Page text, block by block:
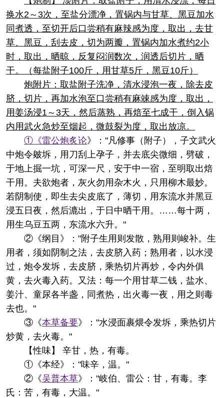
换水2～3次，至盐分漂净，置锅内与甘草、黑豆加水
同煮透，至切开后口尝稍有麻辣感为度，取出，去甘
草、黑豆，刮去皮，切为两瓣，置锅内加水煮约2小
时，取出，晒晾，反复闷润数次，润透后切片，晒
干。（每盐附子100斤，用甘草5斤，黑豆10斤）
炮附片：取盐附子洗净，清水浸泡一夜，除去皮
脐，切片，再加水泡至口尝稍有麻竦感为度，取出，
用姜汤浸1～3天，然后蒸熟，再焙至七成干，倒入锅
内用武火急炒至烟起，微鼓裂为度，取出放凉。
①《雷公炮炙论》："凡修事（附子），子文武火
中炮令皴坼，用刀刮上孕子，并去底尖微细，劈破，
于地上掘一坑，可深一尺，安于中一宿，至明取出焙
干用。夫欲炮者，灰火勿用杂木火，只用柳木最妙。
若阴制使，即生去尖皮底了，薄切，用东流水并黑豆
浸五日夜，然后漉出，于日中晒干用。……每十两，
用生乌豆五两，东流水六升。"
②《纲目》："附子生用则发散，熟用则峻补。生
用者，须如阴制之法，去皮脐入药；熟用者，以水浸
过，炮令发坼，去皮脐，乘热切片再炒，令内外俱
黄，去火毒入药。又法：每一个用甘草二钱，盐水、
姜汁、童尿各半盏，同煮热，出火毒一夜，用之则毒
去也。"
③《本草备要》："水浸面裹煨令发坼，乘热切片
炒黄，去火毒。"
【性味】 辛甘，热，有毒。
①《本经》："味辛，温。"
②《吴普本草》："岐伯、雷公：甘，有毒。李
氏：苦，有毒，大温。"